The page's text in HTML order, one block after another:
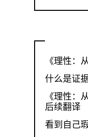
《理性：
什么是证据
《理性：
后续翻译
看到自己